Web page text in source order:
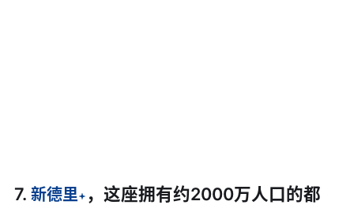
7. 新德里
，这座拥有约2000万人口的都